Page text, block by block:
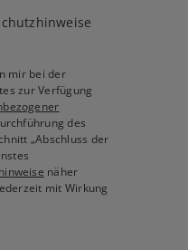
mir bei der
zur Verfügung
des
„Abschluss der
näher
mit Wirkung